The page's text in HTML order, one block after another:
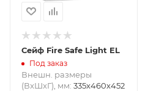
Сейф Fire Safe Light EL
Под заказ
Внешн. размеры
(ВxШxГ), мм: 335x460x452